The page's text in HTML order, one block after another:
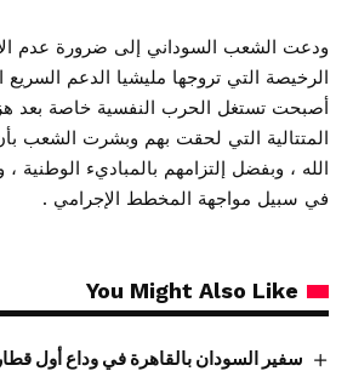
ودعت الشعب السوداني إلى ضرورة عدم
الرخيصة التي تروجها مليشيا الدعم السريع
أصبحت تستغل الحرب النفسية خاصة بعد
المتتالية التي لحقت بهم وبشرت الشعب
الله ، وبفضل إلتزامهم بالمباديء الوطنية
في سبيل مواجهة المخطط الإجرامي .
You Might Also Like
سفير السودان بالقاهرة في وداع أول